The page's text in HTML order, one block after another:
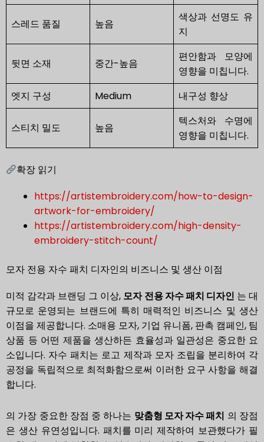
스레드 품질 높음
색상과 선명도 유
지
뒷면 소재 중간-높음
편안함과 모양에
영향을 미칩니다.
엣지 구성
Medium 내구성 향상
스티치 밀도 높음
텍스처와 수명에
영향을 미칩니다.
확장 읽기
https://artistembroidery.com/how-to-design-
artwork-for-embroidery/
https://artistembroidery.com/high-density-
embroidery-stitch-count/
모자 전용 자수 패치 디자인의 비즈니스 및 생산 이점
미적 감각과 브랜딩 그 이상, 모자 전용 자수 패치 디자인 는 대
규모로 운영되는 브랜드에 특히 매력적인 비즈니스 및 생산
이점을 제공합니다. 소매용 모자, 기업 유니폼, 판촉 캠페인, 팀
상품 등 어떤 제품을 생산하든 효율성과 일관성은 중요한 요
소입니다. 자수 패치는 로고 제작과 모자 조립을 분리하여 각
공정을 독립적으로 최적화함으로써 이러한 요구 사항을 해결
합니다.
의 가장 중요한 장점 중 하나는 맞춤형 모자 자수 패치 의 장점
은 생산 유연성입니다. 패치를 미리 제작하여 보관했다가 필